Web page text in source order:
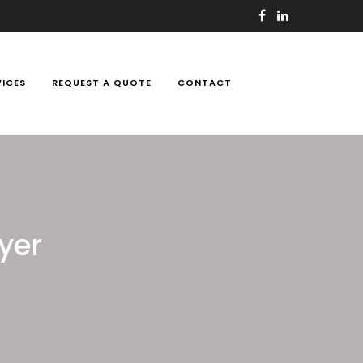
REQUEST A QUOTE CONTACT